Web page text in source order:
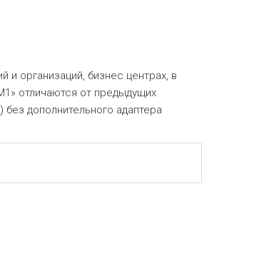
и организаций, бизнес центрах, в
отличаются от предыдущих
дополнительного адаптера